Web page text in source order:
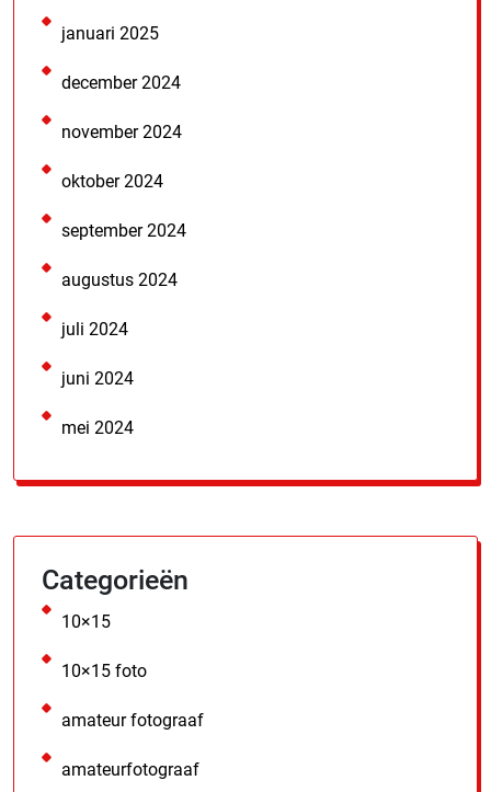
januari 2025
december 2024
november 2024
oktober 2024
september 2024
augustus 2024
juli 2024
juni 2024
mei 2024
Categorieën
10×15
10×15 foto
amateur fotograaf
amateurfotograaf